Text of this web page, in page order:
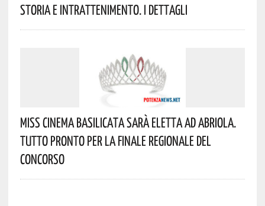
Storia E Intrattenimento. I Dettagli
Miss Cinema Basilicata Sarà Eletta Ad Abriola.
Tutto Pronto Per La Finale Regionale Del
Concorso